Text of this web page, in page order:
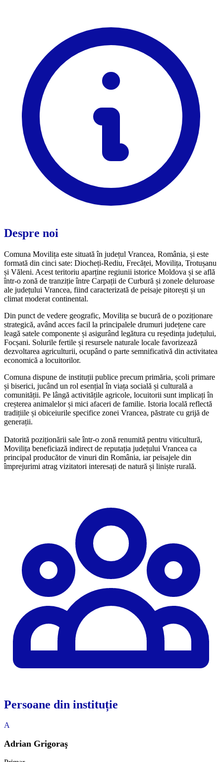
Despre noi
Comuna Movilița este situată în județul Vrancea, România, și este
formată din cinci sate: Diocheți-Rediu, Frecăței, Movilița, Trotușanu
și Văleni. Acest teritoriu aparține regiunii istorice Moldova și se află
într-o zonă de tranziție între Carpații de Curbură și zonele deluroase
ale județului Vrancea, fiind caracterizată de peisaje pitorești și un
climat moderat continental.
Din punct de vedere geografic, Movilița se bucură de o poziționare
strategică, având acces facil la principalele drumuri județene care
leagă satele componente și asigurând legătura cu reședința județului,
Focșani. Solurile fertile și resursele naturale locale favorizează
dezvoltarea agriculturii, ocupând o parte semnificativă din activitatea
economică a locuitorilor.
Comuna dispune de instituții publice precum primăria, școli primare
și biserici, jucând un rol esențial în viața socială și culturală a
comunității. Pe lângă activitățile agricole, locuitorii sunt implicați în
creșterea animalelor și mici afaceri de familie. Istoria locală reflectă
tradițiile și obiceiurile specifice zonei Vrancea, păstrate cu grijă de
generații.
Datorită poziționării sale într-o zonă renumită pentru viticultură,
Movilița beneficiază indirect de reputația județului Vrancea ca
principal producător de vinuri din România, iar peisajele din
împrejurimi atrag vizitatori interesați de natură și liniște rurală.
Persoane din instituție
A
Adrian Grigoraş